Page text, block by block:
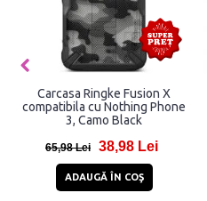
Carcasa Ringke Fusion X
compatibila cu Nothing Phone
3, Camo Black
65,98 Lei 38,98 Lei
ADAUGĂ ÎN COŞ